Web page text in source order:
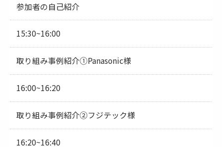
参加者の自己紹介
15:30~16:00
取り組み事例紹介①Panasonic様
16:00~16:20
取り組み事例紹介②フジテック様
16:20~16:40